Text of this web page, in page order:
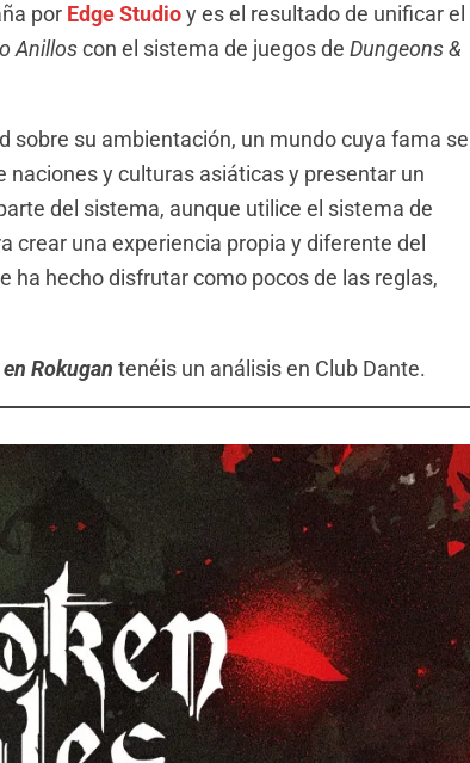
por Edge Studioy es el resultado de unificar el
Anilloscon el sistema de juegos de Dungeons &
sobre su ambientación, un mundo cuya fama se
y culturas asiáticas y presentar un
del sistema, aunque utilice el sistema de
crear una experiencia propia y diferente del
ha hecho disfrutar como pocos de las reglas,
Rokugan tenéis un análisis en Club Dante.